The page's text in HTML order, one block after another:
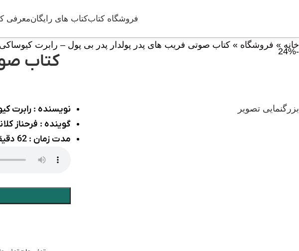
فروشگاه کتابکتاب های رایگانمعرفی
خانه » فروشگاه » کتاب صوتی فریب های پدر پولدار پدر بی پول – رابرت کیوساکی
-24%
بزرگنمایی تصویر
کتاب
نویسنده : رابرت
گوینده : فرحناز
مدت زمان : 62 دقیقه